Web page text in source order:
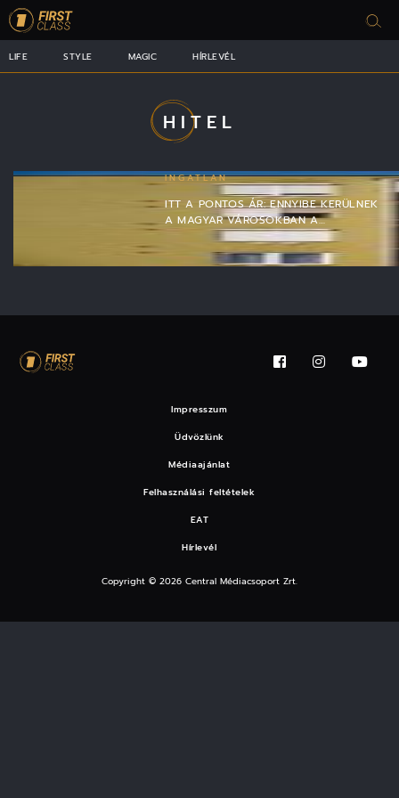
LIFE STYLE MAGIC HÍRLEVÉL
HITEL
INGATLAN
ITT A PONTOS ÁR: ENNYIBE KERÜLNEK
A MAGYAR VÁROSOKBAN A…
Impresszum
Üdvözlünk
Médiaajánlat
Felhasználási feltételek
EAT
Hírlevél
Copyright © 2026 Central Médiacsoport Zrt.